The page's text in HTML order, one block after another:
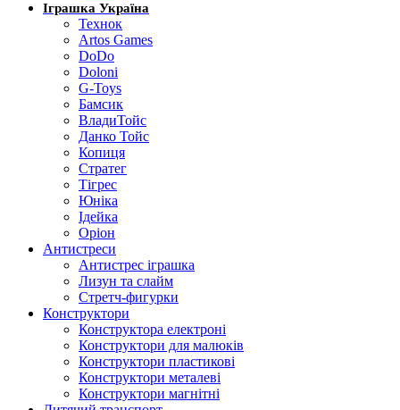
Іграшка Україна
Технок
Artos Games
DoDo
Doloni
G-Toys
Бамсик
ВладиТойс
Данко Тойс
Копиця
Стратег
Тігрес
Юніка
Ідейка
Оріон
Антистреси
Антистрес іграшка
Лизун та слайм
Стретч-фигурки
Конструктори
Конструктора електроні
Конструктори для малюків
Конструктори пластикові
Конструктори металеві
Конструктори магнітні